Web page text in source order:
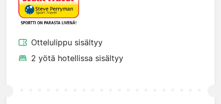
Ottelulippu sisältyy
2 yötä hotellissa sisältyy